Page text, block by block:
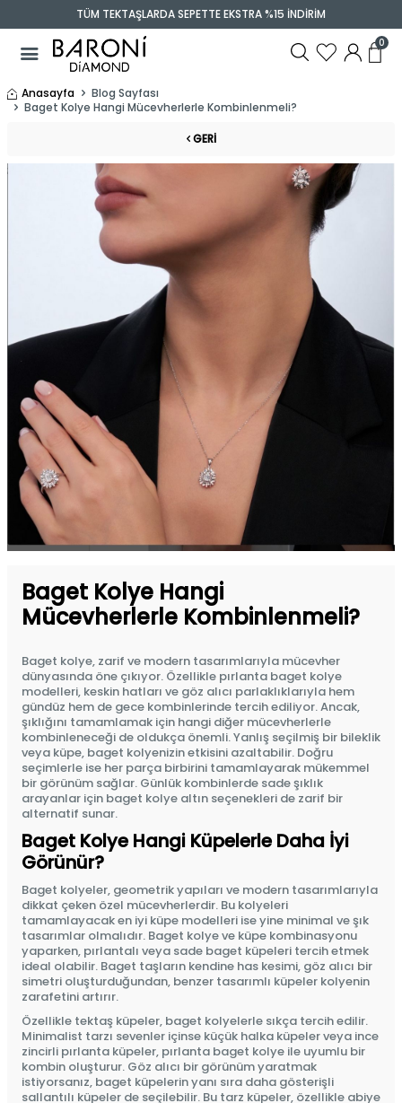
TÜM TEKTAŞLARDA SEPETTE EKSTRA %15 İNDİRİM
0
Anasayfa
Blog Sayfası
Baget Kolye Hangi Mücevherlerle Kombinlenmeli?
GERI
Baget Kolye Hangi
Mücevherlerle Kombinlenmeli?
Baget kolye, zarif ve modern tasarımlarıyla mücevher
dünyasında öne çıkıyor. Özellikle pırlanta baget kolye
modelleri, keskin hatları ve göz alıcı parlaklıklarıyla hem
gündüz hem de gece kombinlerinde tercih ediliyor. Ancak,
şıklığını tamamlamak için hangi diğer mücevherlerle
kombinleneceği de oldukça önemli. Yanlış seçilmiş bir bileklik
veya küpe, baget kolyenizin etkisini azaltabilir. Doğru
seçimlerle ise her parça birbirini tamamlayarak mükemmel
bir görünüm sağlar. Günlük kombinlerde sade şıklık
arayanlar için baget kolye altın seçenekleri de zarif bir
alternatif sunar.
Baget Kolye Hangi Küpelerle Daha İyi
Görünür?
Baget kolyeler, geometrik yapıları ve modern tasarımlarıyla
dikkat çeken özel mücevherlerdir. Bu kolyeleri
tamamlayacak en iyi küpe modelleri ise yine minimal ve şık
tasarımlar olmalıdır. Baget kolye ve küpe kombinasyonu
yaparken, pırlantalı veya sade baget küpeleri tercih etmek
ideal olabilir. Baget taşların kendine has kesimi, göz alıcı bir
simetri oluşturduğundan, benzer tasarımlı küpeler kolyenin
zarafetini artırır.
Özellikle tektaş küpeler, baget kolyelerle sıkça tercih edilir.
Minimalist tarzı sevenler içinse küçük halka küpeler veya ince
zincirli pırlanta küpeler, pırlanta baget kolye ile uyumlu bir
kombin oluşturur. Göz alıcı bir görünüm yaratmak
istiyorsanız, baget küpelerin yanı sıra daha gösterişli
sallantılı küpeler de seçilebilir. Bu tarz küpeler, özellikle abiye